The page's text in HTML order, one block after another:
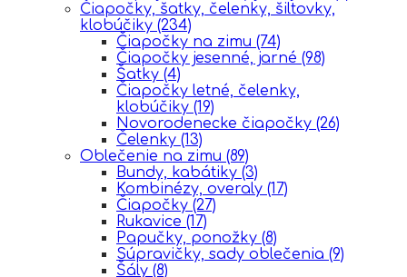
Čiapočky, šatky, čelenky, šiltovky,
klobúčiky (234)
Čiapočky na zimu (74)
Čiapočky jesenné, jarné (98)
Šatky (4)
Čiapočky letné, čelenky,
klobúčiky (19)
Novorodenecke čiapočky (26)
Čelenky (13)
Oblečenie na zimu (89)
Bundy, kabátiky (3)
Kombinézy, overaly (17)
Čiapočky (27)
Rukavice (17)
Papučky, ponožky (8)
Súpravičky, sady oblečenia (9)
Šály (8)